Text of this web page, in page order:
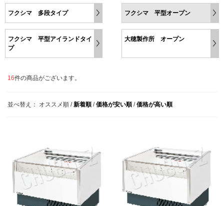
フクシマ 多段タイプ フクシマ 平型オープン
フクシマ 平型アイランドタイ
プ
大穂製作所 オープン
16件の商品がございます。
並べ替え： オススメ順 /新着順 /価格が安い順 /価格が高い順